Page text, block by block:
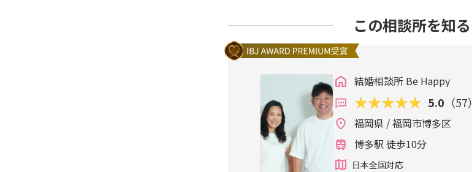
この相談所を知る
結婚相談所 Be Happy
5.0 （57）
福岡県 / 福岡市博多区
博多駅 徒歩10分
日本全国対応